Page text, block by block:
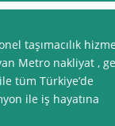
taşımacılık
Metro nakliyat ,
tüm Türkiye’de
ile iş hayatına